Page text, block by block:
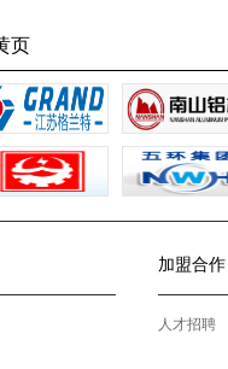
页
加盟合作
人才招聘